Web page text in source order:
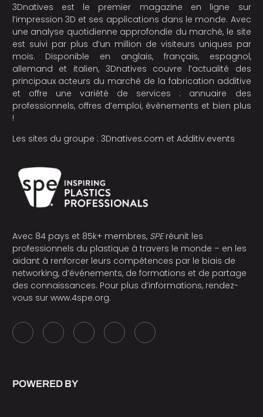
3Dnatives est le premier magazine en ligne sur
l’impression 3D et ses applications dans le monde. Avec
une analyse quotidienne approfondie du marché, le site
est suivi par plus d’un million de visiteurs uniques par
mois. Disponible en anglais, français, espagnol,
allemand et italien, 3Dnatives couvre l’actualité des
principaux acteurs du marché de la fabrication additive
et offre une variété de services : annuaire des
professionnels, offres d’emploi, évènements et bien plus
!
Les sites du groupe : 3Dnatives.com et Additiv.events
Avec 84 pays et 85k+ membres, SPEréunit les
professionnels du plastique à travers le monde – en les
aidant à renforcer leurs compétences par le biais de
networking, d’événements, de formations et de partage
des connaissances. Pour plus d’informations, rendez-
vous sur www.4spe.org.
POWERED BY